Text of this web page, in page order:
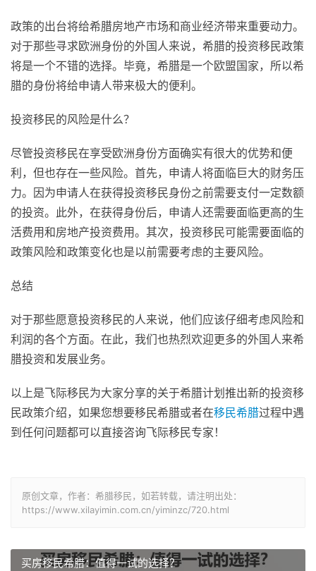
政策的出台将给希腊房地产市场和商业经济带来重要动力。
对于那些寻求欧洲身份的外国人来说，希腊的投资移民政策
将是一个不错的选择。毕竟，希腊是一个欧盟国家，所以希
腊的身份将给申请人带来极大的便利。
投资移民的风险是什么？
尽管投资移民在享受欧洲身份方面确实有很大的优势和便
利，但也存在一些风险。首先，申请人将面临巨大的财务压
力。因为申请人在获得投资移民身份之前需要支付一定数额
的投资。此外，在获得身份后，申请人还需要面临更高的生
活费用和房地产投资费用。其次，投资移民可能需要面临的
政策风险和政策变化也是以前需要考虑的主要风险。
总结
对于那些愿意投资移民的人来说，他们应该仔细考虑风险和
利润的各个方面。在此，我们也热烈欢迎更多的外国人来希
腊投资和发展业务。
以上是飞际移民为大家分享的关于希腊计划推出新的投资移
民政策介绍，如果您想要移民希腊或者在移民希腊过程中遇
到任何问题都可以直接咨询飞际移民专家！
原创文章，作者：希腊移民，如若转载，请注明出处：
https://www.xilayimin.com.cn/yiminzc/720.html
买房移民希腊：值得一试的选择？